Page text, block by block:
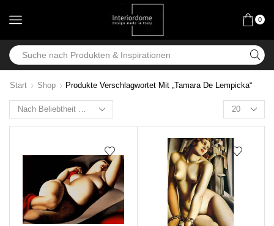
0
Start Shop Produkte Verschlagwortet Mit „Tamara De Lempicka“